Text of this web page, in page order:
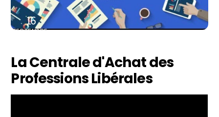
16
SEPTEMBRE
La Centrale d'Achat des
Professions Libérales